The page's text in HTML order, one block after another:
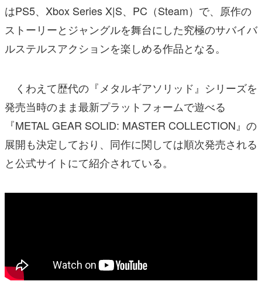
はPS5、Xbox Series X|S、PC（Steam）で、原作の
ストーリーとジャングルを舞台にした究極のサバイバ
ルステルスアクションを楽しめる作品となる。
くわえて歴代の『メタルギアソリッド』シリーズを
発売当時のまま最新プラットフォームで遊べる
『METAL GEAR SOLID: MASTER COLLECTION』の
展開も決定しており、同作に関しては順次発売される
と公式サイトにて紹介されている。